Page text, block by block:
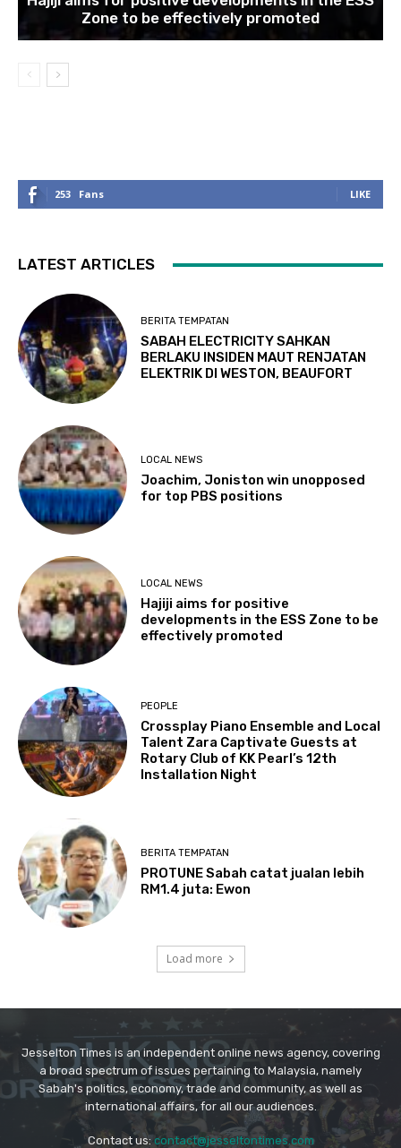
Jesselton Times is an independent online news agency, covering
a broad spectrum of issues pertaining to Malaysia, namely
Sabah's politics, economy, trade and community, as well as
international affairs, for all our audiences.
Contact us: contact@jesseltontimes.com